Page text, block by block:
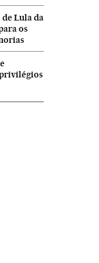
Lula da
os